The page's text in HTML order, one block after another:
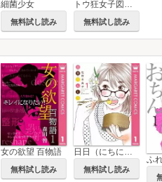
細菌少女
無料試し読み
トウ狂女子図鑑 ～普通じゃ足りない私たち～
無料試し読み
女の欲望 百物語
無料試し読み
日日（にちにち）べんとう
無料試し読み
ふ